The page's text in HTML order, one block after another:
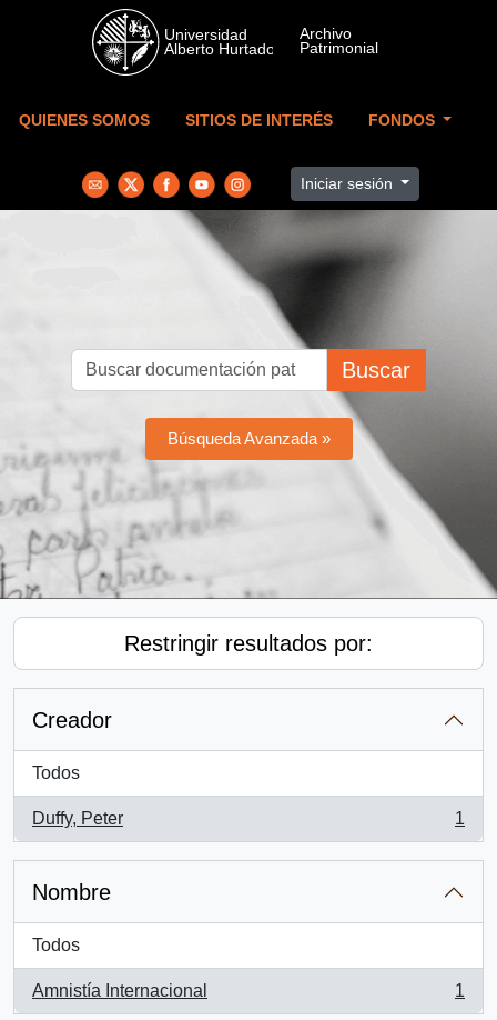
Skip to main content
QUIENES SOMOS SITIOS DE INTERÉS FONDOS
Iniciar sesión
Buscar
Búsqueda Avanzada »
Restringir resultados por:
Creador
Todos
Duffy, Peter
, 1 resultados
1
Nombre
Todos
Amnistía Internacional
, 1 resultados
1